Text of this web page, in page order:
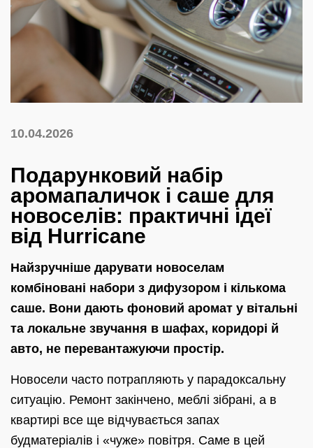
10.04.2026
Подарунковий набір
аромапаличок і саше для
новоселів: практичні ідеї
від Hurricane
Найзручніше дарувати новоселам
комбіновані набори з дифузором і кількома
саше. Вони дають фоновий аромат у вітальні
та локальне звучання в шафах, коридорі й
авто, не перевантажуючи простір.
Новосели часто потрапляють у парадоксальну
ситуацію. Ремонт закінчено, меблі зібрані, а в
квартирі все ще відчувається запах
будматеріалів і «чуже» повітря. Саме в цей